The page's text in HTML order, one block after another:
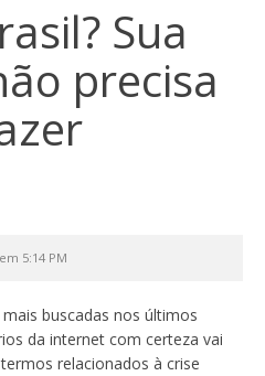
Sua
precisa
5:14 PM
buscadas nos últimos
da internet com certeza vai
relacionados à crise